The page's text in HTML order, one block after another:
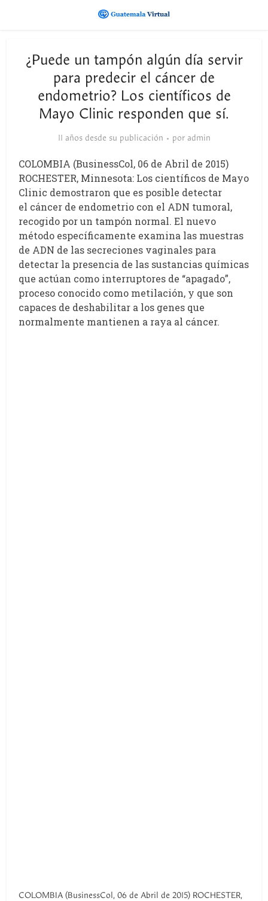
¿Puede un tampón algún día servir
para predecir el cáncer de
endometrio? Los científicos de
Mayo Clinic responden que sí.
11 años desde su publicación por admin
COLOMBIA (BusinessCol, 06 de Abril de 2015)
ROCHESTER, Minnesota: Los científicos de Mayo
Clinic demostraron que es posible detectar
el cáncer de endometrio con el ADN tumoral,
recogido por un tampón normal. El nuevo
método específicamente examina las muestras
de ADN de las secreciones vaginales para
detectar la presencia de las sustancias químicas
que actúan como interruptores de “apagado”,
proceso conocido como metilación, y que son
capaces de deshabilitar a los genes que
normalmente mantienen a raya al cáncer.
COLOMBIA (BusinessCol, 06 de Abril de 2015) ROCHESTER,